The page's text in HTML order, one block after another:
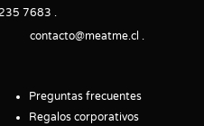
7683
contacto@meatme.cl
Preguntas frecuentes
Regalos corporativos